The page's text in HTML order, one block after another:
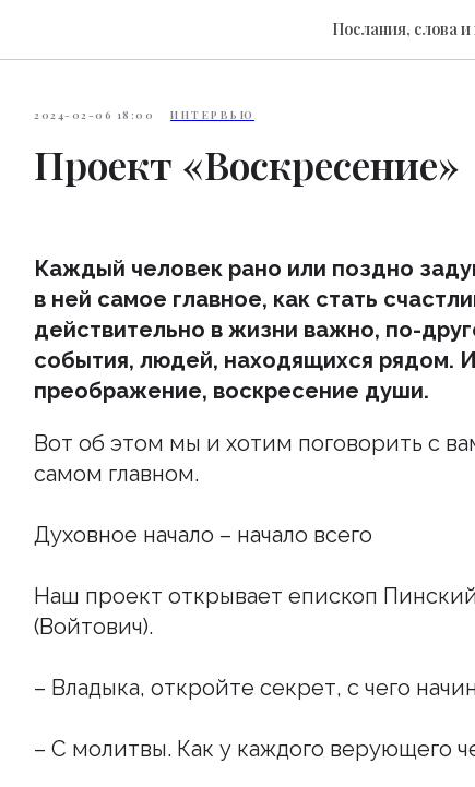
Послания, слова
2024-02-06 18:00 ИНТЕРВЬЮ
Проект «Воскресение»
Каждый человек рано или поздно
в ней самое главное, как стать
действительно в жизни важно, по-
события, людей, находящихся рядом.
преображение, воскресение души.
Вот об этом мы и хотим поговорить с
самом главном.
Духовное начало – начало всего
Наш проект открывает епископ
(Войтович).
– Владыка, откройте секрет, с чего
– С молитвы. Как у каждого верующего